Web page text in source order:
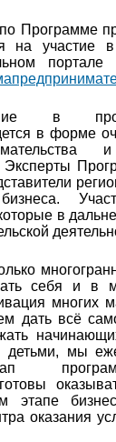
Программе
на участие
портале
в
в форме
Эксперты
в
себя и в
многих
дать всё
детьми, мы
этапе
оказания